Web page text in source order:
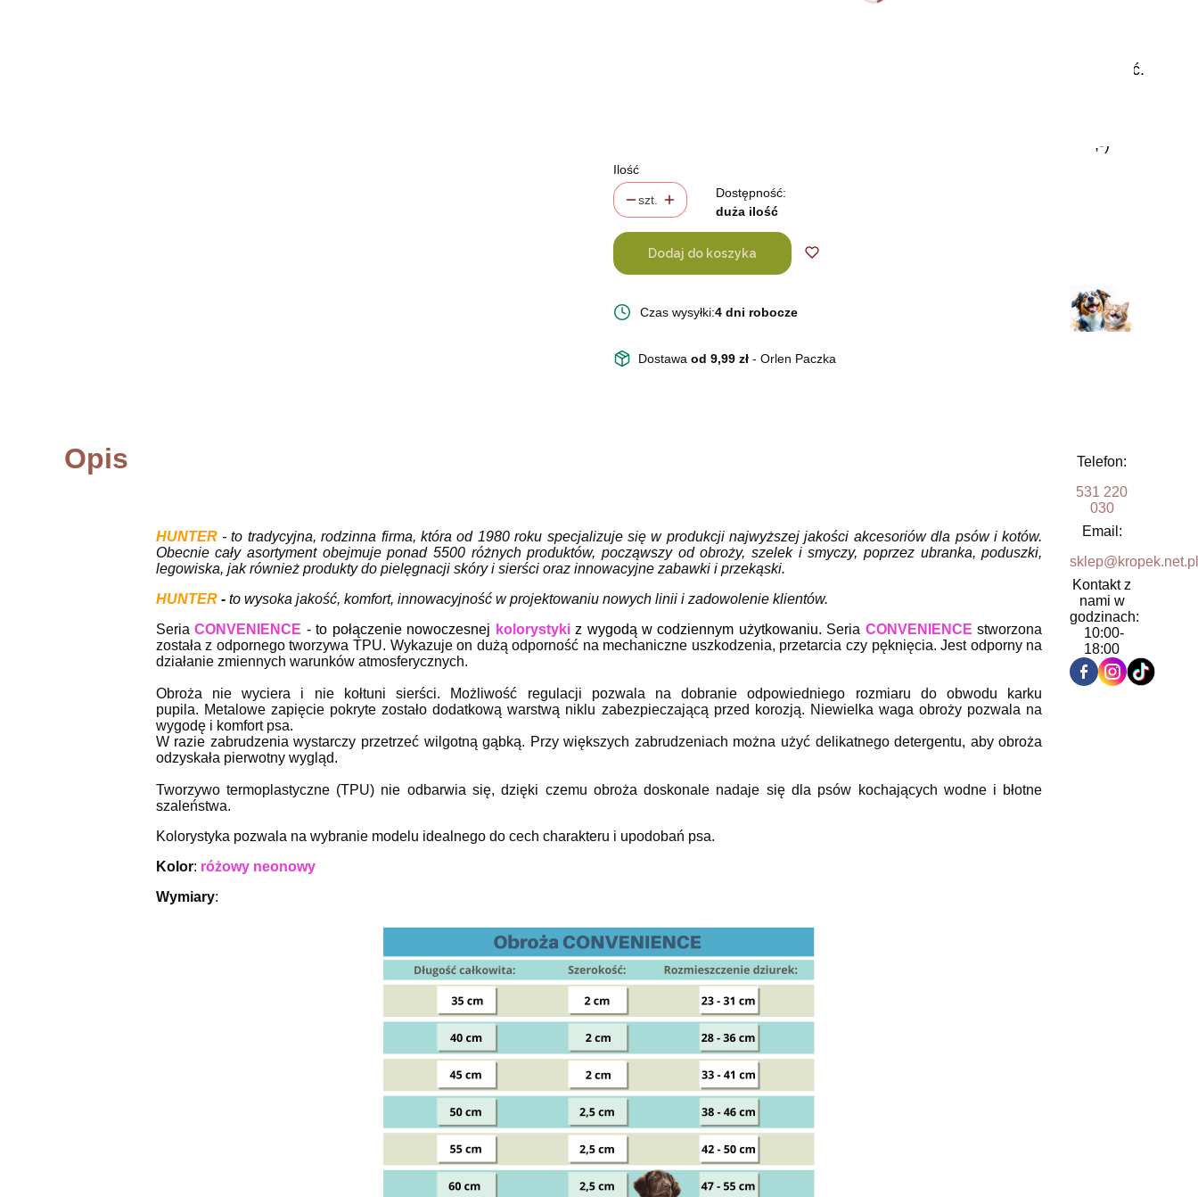
pochwalić.
;-)
Telefon:
531 220
030
Email:
sklep@kropek.net.pl
Kontakt z
nami w
godzinach:
10:00-
18:00
Ilość
szt.
Dostępność:
duża ilość
Dodaj do koszyka
Czas wysyłki:4 dni robocze
Dostawa od 9,99 zł - Orlen Paczka
Opis
HUNTER - to tradycyjna, rodzinna firma, która od 1980 roku specjalizuje się w produkcji najwyższej jakości akcesoriów dla psów i kotów.
Obecnie cały asortyment obejmuje ponad 5500 różnych produktów, począwszy od obroży, szelek i smyczy, poprzez ubranka, poduszki,
legowiska, jak również produkty do pielęgnacji skóry i sierści oraz innowacyjne zabawki i przekąski.
HUNTER- to wysoka jakość, komfort, innowacyjność w projektowaniu nowych linii i zadowolenie klientów.
SeriaCONVENIENCE - to połączenie nowoczesnej kolorystykiz wygodą w codziennym użytkowaniu. Seria CONVENIENCEstworzona
została z odpornego tworzywa TPU. Wykazuje on dużą odporność na mechaniczne uszkodzenia, przetarcia czy pęknięcia. Jest odporny na
działanie zmiennych warunków atmosferycznych.
Obroża nie wyciera i nie kołtuni sierści. Możliwość regulacji pozwala na dobranie odpowiedniego rozmiaru do obwodu karku
pupila. Metalowe zapięcie pokryte zostało dodatkową warstwą niklu zabezpieczającą przed korozją. Niewielka waga obroży pozwala na
wygodę i komfort psa.
W razie zabrudzenia wystarczy przetrzeć wilgotną gąbką. Przy większych zabrudzeniach można użyć delikatnego detergentu, aby obroża
odzyskała pierwotny wygląd.
Tworzywo termoplastyczne (TPU) nie odbarwia się, dzięki czemu obroża doskonale nadaje się dla psów kochających wodne i błotne
szaleństwa.
Kolorystyka pozwala na wybranie modelu idealnego do cech charakteru i upodobań psa.
Kolor: różowy neonowy
Wymiary: